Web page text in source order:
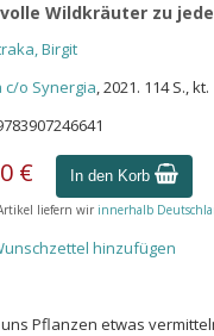
Wildkräuter zu
Birgit
c/o Synergia, 2021. 114 S., kt.
€ In den Korb
liefern wir innerhalb
hinzufügen
Pflanzen etwas